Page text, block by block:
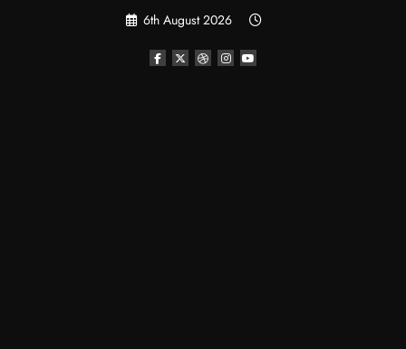
6th August 2026